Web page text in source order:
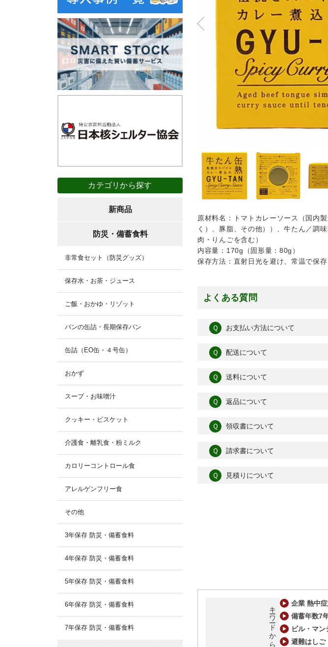
原材料名：トマトカレーソース（国内
く）、豚脂、その他））、牛たん／調
肉・りんごを含む）
内容量：170g（固形量：80g）
保存方法：直射日光を避け、常温で保
よくある質問
Ｑ お支払い方法について
Ｑ 配送について
Ｑ 送料について
Ｑ 返品について
Ｑ 領収書について
Ｑ 請求書について
Ｑ 見積りについて
キーワードから探す 企業 熱中
備蓄年数7
ビル・マ
避難はしご
カテゴリから探す
新商品
防災・備蓄食料
非常食セット（防災グッズ）
保存水・お茶・ジュース
ご飯・おかゆ・リゾット
パンの缶詰・長期保存パン
缶詰（EO缶・４号缶）
おかず
スープ・お味噌汁
クッキー・ビスケット
介護食・離乳食・粉ミルク
カロリーコントロール食
アレルゲンフリー食
その他
3年保存 防災・備蓄食料
4年保存 防災・備蓄食料
5年保存 防災・備蓄食料
6年保存 防災・備蓄食料
7年保存 防災・備蓄食料